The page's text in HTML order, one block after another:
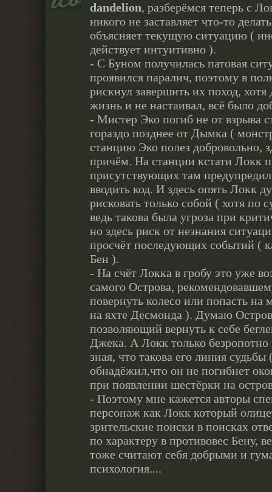
dandelion, разберёмся теперь с
никого не заставляет что-то
объясняет текущую ситуацию (
действует интуитивно ).
- С Буном получилась патовая
проявился паралич, поэтому в
рискнул завершить их поход,
жизнь и не настаивал, всё было
- Мистер Эко погиб не от взрыва
гораздо позднее от Дымка (
станцию Эко полез добровольно,
причём. На станции кстати Локк
присутствующих там
вводить код. И здесь опять Локк
рисковать только собой ( хотя по
ведь такова была угроза при
но здесь риск от незнания
просчёт последующих событий (
Бен ).
- На счёт Локка в гробу это уже
самого Острова,
повернуть колесо или попасть
на яхте Десмонда ). Думаю
позволяющий вернуть к себе
Джека. А Локк только безропотно
зная, что такова его линия
обнадёжил,что он не погибнет
при появлении шестёрки на
- Поэтому мне кажется авторы
персонаж как Локк который
зрительские поиски в поисках
по характеру в противовес Бену,
тоже считают себя добрыми и
психология....